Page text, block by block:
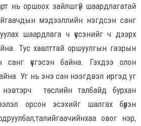
нь оршоох зайлшгүй шаардлагатай
мэдээллийн нэгдсэн санг
шаардлага ч үүссэнийг ч дээрх
Тус хаалттай оршуулгын газрын
санг үүсгэсэн байна. Гэхдээ олон
Уг нь энэ сан нээгдвэл иргэд уг
төслийн талбайд бурхан
орсон эсэхийг шалгах бүрэн
овог нэр,